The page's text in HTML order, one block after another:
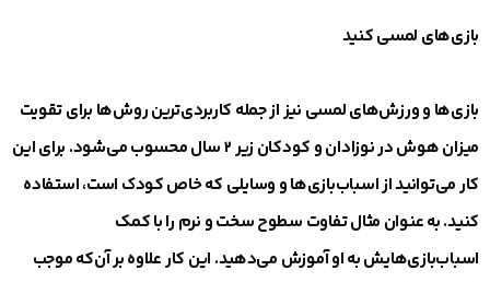
بازی‌های لمسی کنید
بازی‌ها و ورزش‌های لمسی نیز از جمله کاربردی‌ترین روش‌ها برای تقویت
میزان هوش در نوزادان و کودکان زیر ۲ سال محسوب می‌شود. برای این
کار می‌توانید از اسباب‌بازی‌ها و وسایلی که خاص کودک است، استفاده
کنید. به عنوان مثال تفاوت سطوح سخت و نرم را با کمک
اسباب‌بازی‌هایش به او آموزش می‌دهید. این کار علاوه بر آن‌که موجب